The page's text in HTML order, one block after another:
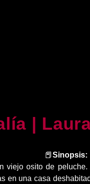
|
📕 Sinopsis:
viejo osito de
en una casa